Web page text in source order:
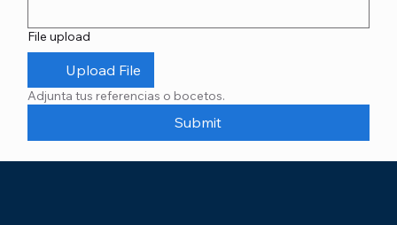
File upload
Upload File
Adjunta tus referencias o bocetos.
Submit